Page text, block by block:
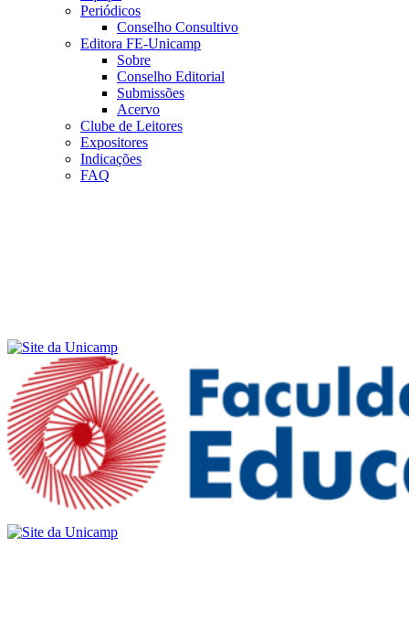
Periódicos
Conselho Consultivo
Editora FE-Unicamp
Sobre
Conselho Editorial
Submissões
Acervo
Clube de Leitores
Expositores
Indicações
FAQ